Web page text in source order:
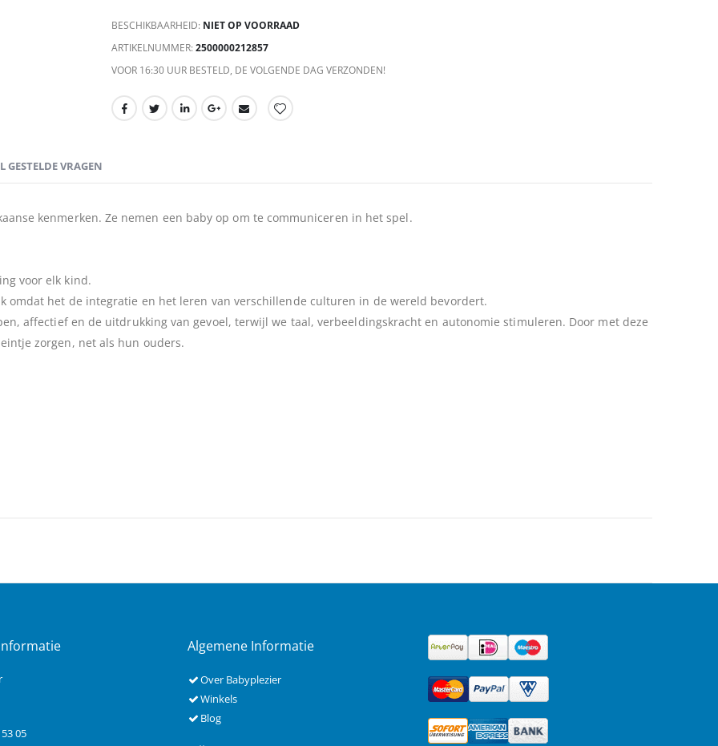
BESCHIKBAARHEID: NIET OP VOORRAAD
ARTIKELNUMMER 2500000212857
VOOR 16:30 UUR BESTELD, DE VOLGENDE DAG VERZONDEN!
kenmerken. Ze nemen een baby op om te communiceren in het spel.
voor elk kind.
omdat het de integratie en het leren van verschillende culturen in de wereld bevordert.
affectief en de uitdrukking van gevoel, terwijl we taal, verbeeldingskracht en autonomie stimuleren. Door met deze
zorgen, net als hun ouders.
GESTELDE VRAGEN
05
Algemene Informatie
Over Babyplezier
Winkels
Blog